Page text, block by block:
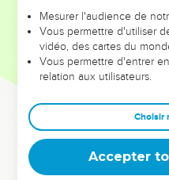
personne n’a allumé le
tente.
Le ciel découvre tout le
se dresse contre lui.
éclater sa colère.
« Voilà le sort que Dieu
qu’il prépare pour eux. »
Mesurer l'audience de
Vous permettre d'utiliser
vidéo, des cartes du
Vous permettre d'entrer
relation aux utilisateurs.
Choisir
Accepter